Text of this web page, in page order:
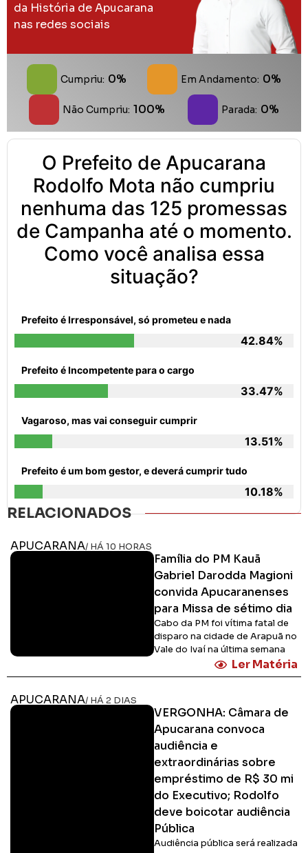
da História de Apucarana
nas redes sociais
Cumpriu: 0% Em Andamento: 0%
Não Cumpriu: 100% Parada: 0%
O Prefeito de Apucarana
Rodolfo Mota não cumpriu
nenhuma das 125 promessas
de Campanha até o momento.
Como você analisa essa
situação?
Prefeito é Irresponsável, só prometeu e nada
42.84%
Prefeito é Incompetente para o cargo
33.47%
Vagaroso, mas vai conseguir cumprir
13.51%
Prefeito é um bom gestor, e deverá cumprir tudo
10.18%
RELACIONADOS
APUCARANA/ HÁ 10 HORAS
Família do PM Kauã
Gabriel Darodda Magioni
convida Apucaranenses
para Missa de sétimo dia
Cabo da PM foi vítima fatal de
disparo na cidade de Arapuã no
Vale do Ivaí na última semana
Ler Matéria
APUCARANA/ HÁ 2 DIAS
VERGONHA: Câmara de
Apucarana convoca
audiência e
extraordinárias sobre
empréstimo de R$ 30 mi
do Executivo; Rodolfo
deve boicotar audiência
Pública
Audiência pública será realizada